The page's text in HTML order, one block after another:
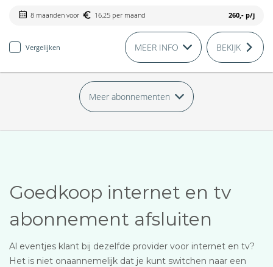
8 maanden voor 16,25 per maand 260,- p/j
Vergelijken MEER INFO BEKIJK
Meer abonnementen
Goedkoop internet en tv
abonnement afsluiten
Al eventjes klant bij dezelfde provider voor internet en tv?
Het is niet onaannemelijk dat je kunt switchen naar een